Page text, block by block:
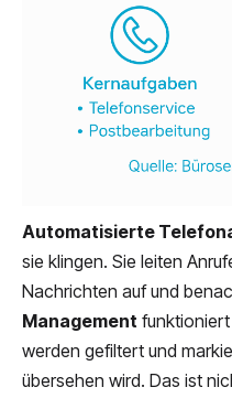
Automatisierte
sie klingen. Sie leiten
Nachrichten auf und
Management
werden gefiltert und
übersehen wird. Das ist